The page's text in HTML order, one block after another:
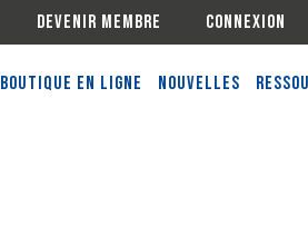
Devenir membre Connexion
Boutique en ligne Nouvelles